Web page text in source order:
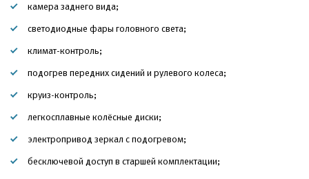
камера заднего вида;
светодиодные фары головного света;
климат-контроль;
подогрев передних сидений и рулевого колеса;
круиз-контроль;
легкосплавные колёсные диски;
электропривод зеркал с подогревом;
бесключевой доступ в старшей комплектации;